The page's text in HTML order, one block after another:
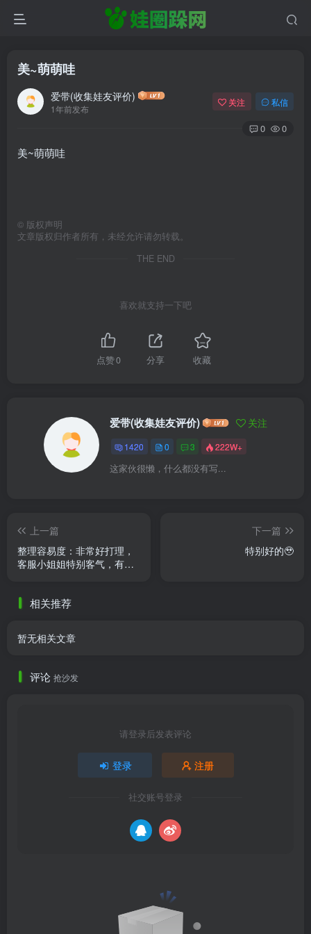
美~萌萌哇
爱带(收集娃友评价)
1年前发布
关注 私信
0 0
美~萌萌哇
© 版权声明
文章版权归作者所有，未经允许请勿转载。
THE END
喜欢就支持一下吧
点赞0 分享 收藏
爱带(收集娃友评价) 关注
1420 0 3 222W+
这家伙很懒，什么都没有写...
上一篇
整理容易度：非常好打理，
客服小姐姐特别客气，有问
节 ......
下一篇
特别好的🥹
相关推荐
暂无相关文章
评论 抢沙发
请登录后发表评论
登录 注册
社交账号登录